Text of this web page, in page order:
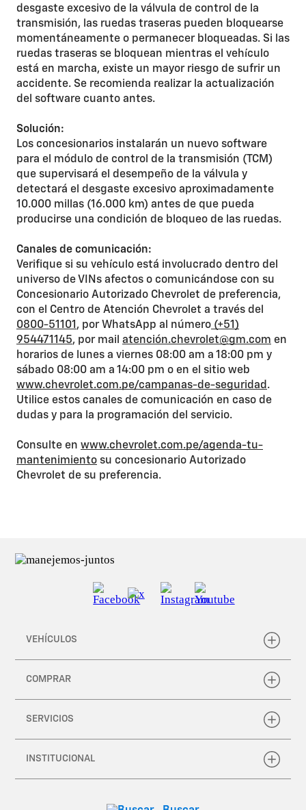
desgaste excesivo de la válvula de control de la
transmisión, las ruedas traseras pueden bloquearse
momentáneamente o permanecer bloqueadas. Si las
ruedas traseras se bloquean mientras el vehículo
está en marcha, existe un mayor riesgo de sufrir un
accidente. Se recomienda realizar la actualización
del software cuanto antes.
Solución:
Los concesionarios instalarán un nuevo software
para el módulo de control de la transmisión (TCM)
que supervisará el desempeño de la válvula y
detectará el desgaste excesivo aproximadamente
10.000 millas (16.000 km) antes de que pueda
producirse una condición de bloqueo de las ruedas.
Canales de comunicación:
Verifique si su vehículo está involucrado dentro del
universo de VINs afectos o comunicándose con su
Concesionario Autorizado Chevrolet de preferencia,
con el Centro de Atención Chevrolet a través del
0800-51101 , por WhatsApp al número (+51)
954471145, por mail atención.chevrolet@gm.com en
horarios de lunes a viernes 08:00 am a 18:00 pm y
sábado 08:00 am a 14:00 pm o en el sitio web
www.chevrolet.com.pe/campanas-de-seguridad .
Utilice estos canales de comunicación en caso de
dudas y para la programación del servicio.
Consulte en www.chevrolet.com.pe/agenda-tu-
mantenimiento su concesionario Autorizado
Chevrolet de su preferencia.